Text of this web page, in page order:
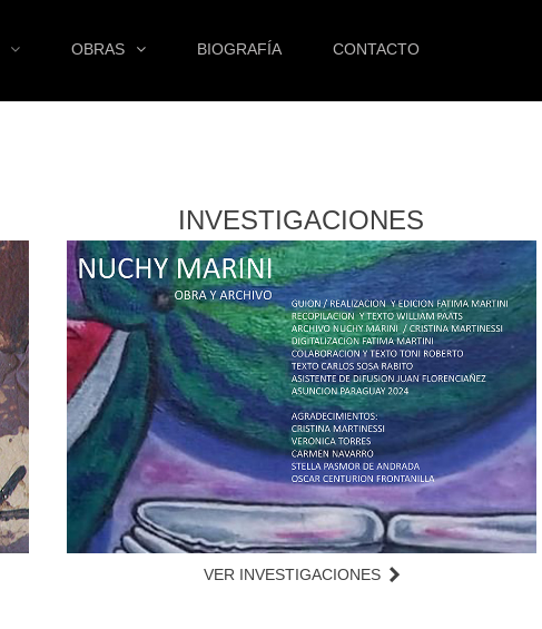
OBRAS BIOGRAFÍA CONTACTO
INVESTIGACIONES
VER INVESTIGACIONES